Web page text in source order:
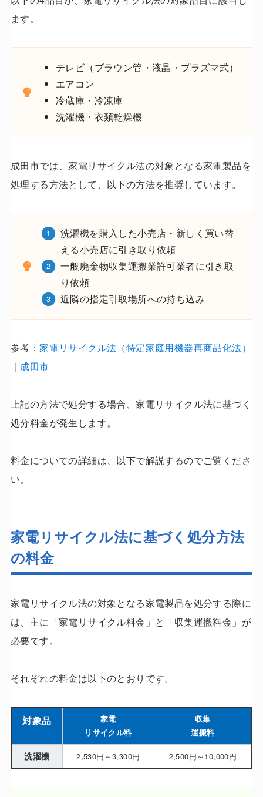
ます。
テレビ（ブラウン管・液晶・プラズマ式）
エアコン
冷蔵庫・冷凍庫
洗濯機・衣類乾燥機
成田市では、家電リサイクル法の対象となる家電製品を
処理する方法として、以下の方法を推奨しています。
洗濯機を購入した小売店・新しく買い替
える小売店に引き取り依頼
一般廃棄物収集運搬業許可業者に引き取
り依頼
近隣の指定引取場所への持ち込み
参考：家電リサイクル法（特定家庭用機器再商品化法）
｜成田市
上記の方法で処分する場合、家電リサイクル法に基づく
処分料金が発生します。
料金についての詳細は、以下で解説するのでご覧くださ
い。
家電リサイクル法に基づく処分方法
の料金
家電リサイクル法の対象となる家電製品を処分する際に
は、主に「家電リサイクル料金」と「収集運搬料金」が
必要です。
それぞれの料金は以下のとおりです。
対象品
家電
リサイクル料
収集
運搬料
洗濯機 2,530円～3,300円 2,500円～10,000円